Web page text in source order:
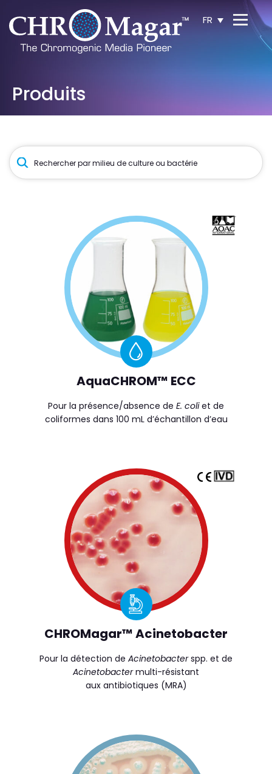
FR
Produits
Recherche
de
produits
AquaCHROM™ ECC
Pour la présence/absence de E. coliet de
coliformes dans 100 mL d’échantillon d’eau
CHROMagar™ Acinetobacter
Pour la détection de Acinetobacterspp. et de
Acinetobactermulti-résistant
aux antibiotiques (MRA)